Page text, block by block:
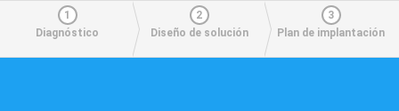
1
Diagnóstico
2
Diseño de solución
3
Plan de implantación